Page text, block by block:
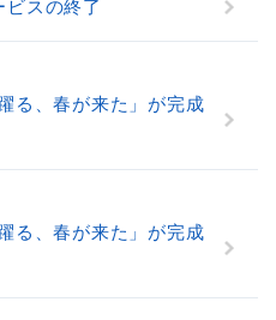
ビスの終了
る、春が来た」が完成
る、春が来た」が完成